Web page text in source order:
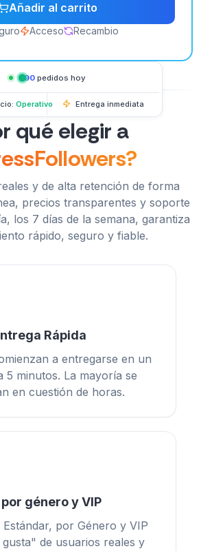
Añadir al carrito
Acceso Recambio
490 pedidos hoy
Operativo Entrega inmediata
qué elegir a
y de alta retención de forma
precios transparentes y soporte
los 7 días de la semana, garantiza
rápido, seguro y fiable.
Rápida
a entregarse en un
5 minutos. La mayoría se
en cuestión de horas.
por género y VIP
Estándar, por Género y VIP
de usuarios reales y